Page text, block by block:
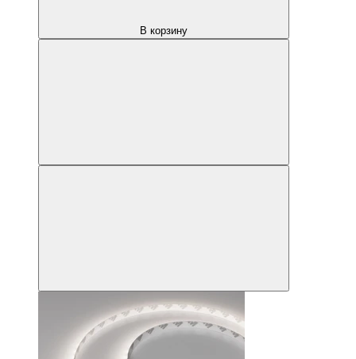
В корзину